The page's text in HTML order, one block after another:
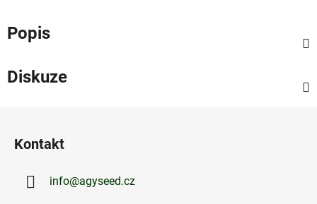
Popis
Diskuze
Kontakt
info@agyseed.cz